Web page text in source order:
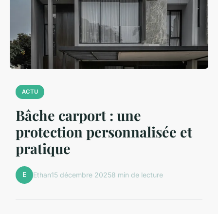
ACTU
Bâche carport : une
protection personnalisée et
pratique
E Ethan15 décembre 20258 min de lecture